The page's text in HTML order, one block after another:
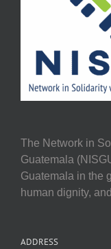
The Network in
Guatemala
Guatemala in the
human dignity,
ADDRESS